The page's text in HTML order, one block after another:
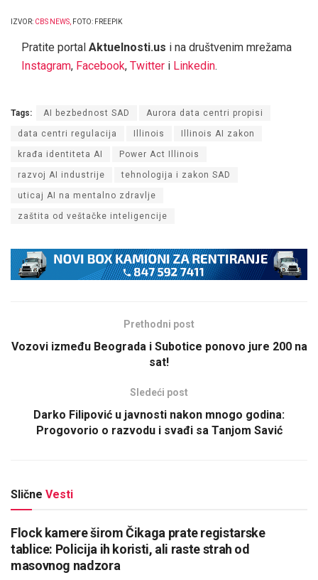
IZVOR: CBS NEWS FOTO: FREEPIK
Pratite portal Aktuelnosti.us i na društvenim mrežama
Instagram, Facebook, Twitter i Linkedin.
Tags: AI bezbednost SAD Aurora data centri propisi
data centri regulacija Illinois Illinois AI zakon
krađa identiteta AI Power Act Illinois
razvoj AI industrije tehnologija i zakon SAD
uticaj AI na mentalno zdravlje
zaštita od veštačke inteligencije
Prethodni post
Vozovi između Beograda i Subotice ponovo jure 200 na
sat!
Sledeći post
Darko Filipović u javnosti nakon mnogo godina:
Progovorio o razvodu i svađi sa Tanjom Savić
Slične Vesti
Flock kamere širom Čikaga prate registarske
tablice: Policija ih koristi, ali raste strah od
masovnog nadzora